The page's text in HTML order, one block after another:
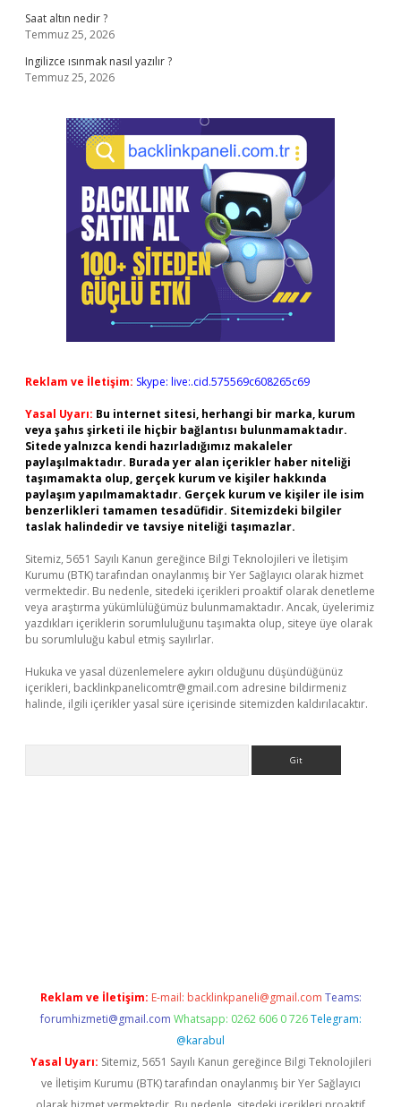
Saat altın nedir ?
Temmuz 25, 2026
Ingilizce ısınmak nasıl yazılır ?
Temmuz 25, 2026
Reklam ve İletişim: Skype: live:.cid.575569c608265c69
Yasal Uyarı: Bu internet sitesi, herhangi bir marka, kurum
veya şahıs şirketi ile hiçbir bağlantısı bulunmamaktadır.
Sitede yalnızca kendi hazırladığımız makaleler
paylaşılmaktadır. Burada yer alan içerikler haber niteliği
taşımamakta olup, gerçek kurum ve kişiler hakkında
paylaşım yapılmamaktadır. Gerçek kurum ve kişiler ile isim
benzerlikleri tamamen tesadüfidir. Sitemizdeki bilgiler
taslak halindedir ve tavsiye niteliği taşımazlar.
Sitemiz, 5651 Sayılı Kanun gereğince Bilgi Teknolojileri ve İletişim
Kurumu (BTK) tarafından onaylanmış bir Yer Sağlayıcı olarak hizmet
vermektedir. Bu nedenle, sitedeki içerikleri proaktif olarak denetleme
veya araştırma yükümlülüğümüz bulunmamaktadır. Ancak, üyelerimiz
yazdıkları içeriklerin sorumluluğunu taşımakta olup, siteye üye olarak
bu sorumluluğu kabul etmiş sayılırlar.
Hukuka ve yasal düzenlemelere aykırı olduğunu düşündüğünüz
içerikleri, backlinkpanelicomtr@gmail.com adresine bildirmeniz
halinde, ilgili içerikler yasal süre içerisinde sitemizden kaldırılacaktır.
Reklam ve İletişim: E-mail: backlinkpaneli@gmail.com Teams:
forumhizmeti@gmail.com Whatsapp: 0262 606 0 726 Telegram:
@karabul
Yasal Uyarı: Sitemiz, 5651 Sayılı Kanun gereğince Bilgi Teknolojileri
ve İletişim Kurumu (BTK) tarafından onaylanmış bir Yer Sağlayıcı